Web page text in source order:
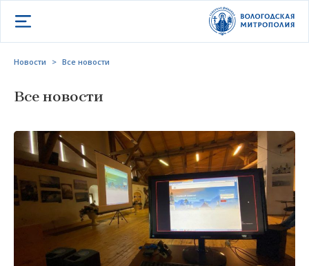
Открыть меню
Новости > Все новости
Все новости